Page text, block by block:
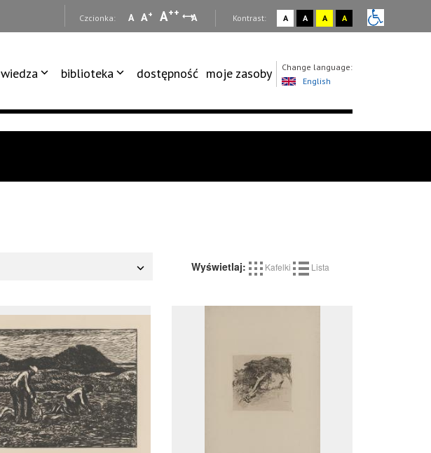
Czcionka: A A+ A++ A Kontrast: A A A A
wiedza biblioteka dostępność moje zasoby
Change language:
English
Wyświetlaj: Kafelki Lista